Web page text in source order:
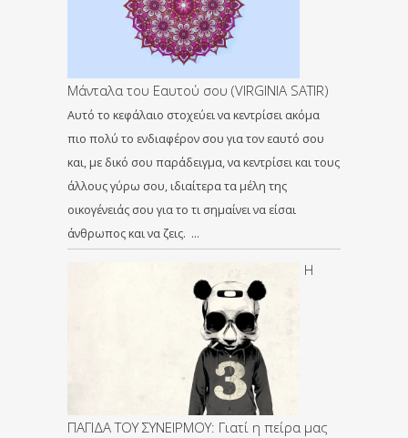
Μάνταλα του Εαυτού σου (VIRGINIA SATIR)
Αυτό το κεφάλαιο στοχεύει να κεντρίσει ακόμα
πιο πολύ το ενδιαφέρον σου για τον εαυτό σου
και, με δικό σου παράδειγμα, να κεντρίσει και τους
άλλους γύρω σου, ιδιαίτερα τα μέλη της
οικογένειάς σου για το τι σημαίνει να είσαι
άνθρωπος και να ζεις. …
Η
ΠΑΓΙΔΑ ΤΟΥ ΣΥΝΕΙΡΜΟΥ: Γιατί η πείρα μας